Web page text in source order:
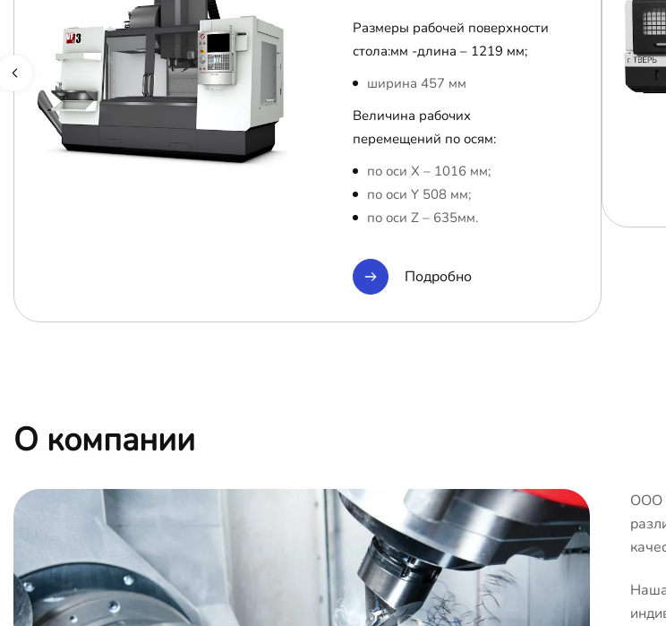
Размеры рабочей поверхности
стола:мм -длина – 1219 мм;
ширина 457 мм
Величина рабочих
перемещений по осям:
по оси Х – 1016 мм;
по оси Y 508 мм;
по оси Z – 635мм.
Подробно
О компании
ООО